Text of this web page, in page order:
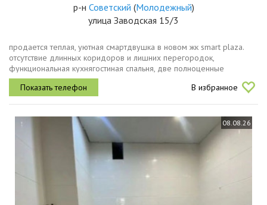
р-н Советский (Молодежный)
улица Заводская 15/3
продается теплая, уютная смартдвушка в новом жк smart plaza.
отсутствие длинных коридоров и лишних перегородок,
функциональная кухнягостиная спальня, две полноценные
функциональные зоны по цене 1к квартиры. в квартире выполнен
хороший косметический...
В избранное
08.08.26